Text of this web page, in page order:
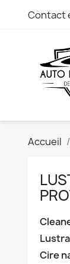
Contact
Accueil
Cire